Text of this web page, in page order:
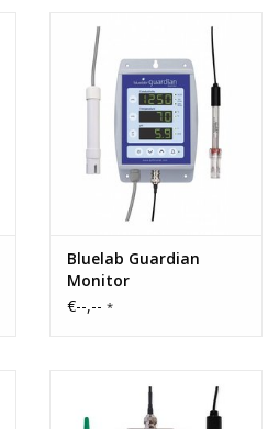
Bluelab Guardian
Monitor
€--,-- *